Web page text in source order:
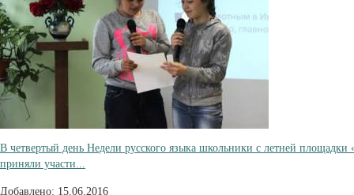
В четвертый день Недели русского языка школьники с летней
приняли участи...
Добавлено: 15.06.2016